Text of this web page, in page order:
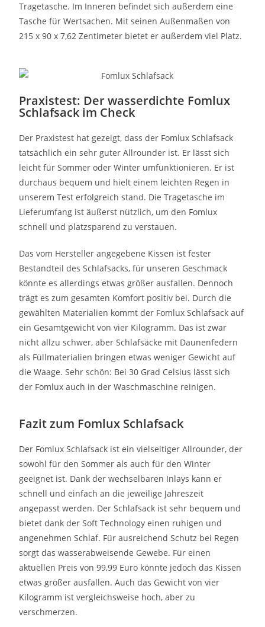
Tragetasche. Im Inneren befindet sich außerdem eine
Tasche für Wertsachen. Mit seinen Außenmaßen von
215 x 90 x 7,62 Zentimeter bietet er außerdem viel Platz.
Praxistest: Der wasserdichte Fomlux
Schlafsack im Check
Der Praxistest hat gezeigt, dass der Fomlux Schlafsack
tatsächlich ein sehr guter Allrounder ist. Er lässt sich
leicht für Sommer oder Winter umfunktionieren. Er ist
durchaus bequem und hielt einem leichten Regen in
unserem Test erfolgreich stand. Die Tragetasche im
Lieferumfang ist äußerst nützlich, um den Fomlux
schnell und platzsparend zu verstauen.
Das vom Hersteller angegebene Kissen ist fester
Bestandteil des Schlafsacks, für unseren Geschmack
könnte es allerdings etwas größer ausfallen. Dennoch
trägt es zum gesamten Komfort positiv bei. Durch die
gewählten Materialien kommt der Fomlux Schlafsack auf
ein Gesamtgewicht von vier Kilogramm. Das ist zwar
nicht allzu schwer, aber Schlafsäcke mit Daunenfedern
als Füllmaterialien bringen etwas weniger Gewicht auf
die Waage. Sehr schön: Bei 30 Grad Celsius lässt sich
der Fomlux auch in der Waschmaschine reinigen.
Fazit zum Fomlux Schlafsack
Der Fomlux Schlafsack ist ein vielseitiger Allrounder, der
sowohl für den Sommer als auch für den Winter
geeignet ist. Dank der wechselbaren Inlays kann er
schnell und einfach an die jeweilige Jahreszeit
angepasst werden. Der Schlafsack ist sehr bequem und
bietet dank der Soft Technology einen ruhigen und
angenehmen Schlaf. Für ausreichend Schutz bei Regen
sorgt das wasserabweisende Gewebe. Für einen
aktuellen Preis von 99,99 Euro könnte jedoch das Kissen
etwas größer ausfallen. Auch das Gewicht von vier
Kilogramm ist vergleichsweise hoch, aber zu
verschmerzen.